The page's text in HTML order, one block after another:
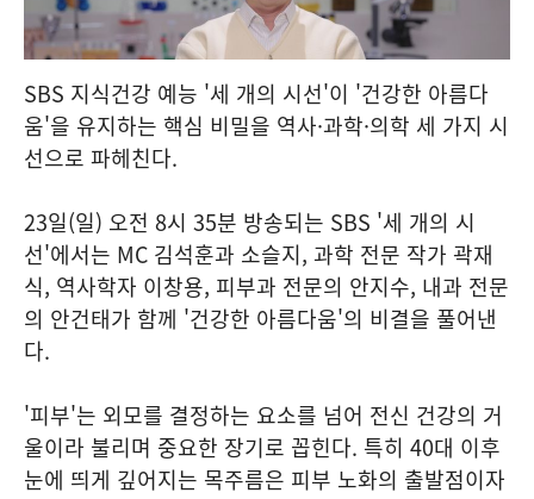
SBS 지식건강 예능 '세 개의 시선'이 '건강한 아름다
움'을 유지하는 핵심 비밀을 역사·과학·의학 세 가지 시
선으로 파헤친다.
23일(일) 오전 8시 35분 방송되는 SBS '세 개의 시
선'에서는 MC 김석훈과 소슬지, 과학 전문 작가 곽재
식, 역사학자 이창용, 피부과 전문의 안지수, 내과 전문
의 안건태가 함께 '건강한 아름다움'의 비결을 풀어낸
다.
'피부'는 외모를 결정하는 요소를 넘어 전신 건강의 거
울이라 불리며 중요한 장기로 꼽힌다. 특히 40대 이후
눈에 띄게 깊어지는 목주름은 피부 노화의 출발점이자